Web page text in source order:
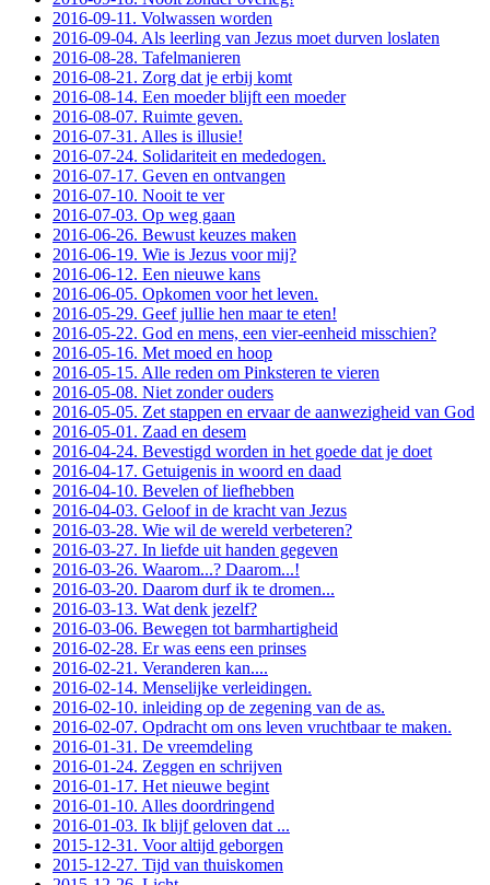
2016-09-11. Volwassen worden
2016-09-04. Als leerling van Jezus moet durven loslaten
2016-08-28. Tafelmanieren
2016-08-21. Zorg dat je erbij komt
2016-08-14. Een moeder blijft een moeder
2016-08-07. Ruimte geven.
2016-07-31. Alles is illusie!
2016-07-24. Solidariteit en mededogen.
2016-07-17. Geven en ontvangen
2016-07-10. Nooit te ver
2016-07-03. Op weg gaan
2016-06-26. Bewust keuzes maken
2016-06-19. Wie is Jezus voor mij?
2016-06-12. Een nieuwe kans
2016-06-05. Opkomen voor het leven.
2016-05-29. Geef jullie hen maar te eten!
2016-05-22. God en mens, een vier-eenheid misschien?
2016-05-16. Met moed en hoop
2016-05-15. Alle reden om Pinksteren te vieren
2016-05-08. Niet zonder ouders
2016-05-05. Zet stappen en ervaar de aanwezigheid van God
2016-05-01. Zaad en desem
2016-04-24. Bevestigd worden in het goede dat je doet
2016-04-17. Getuigenis in woord en daad
2016-04-10. Bevelen of liefhebben
2016-04-03. Geloof in de kracht van Jezus
2016-03-28. Wie wil de wereld verbeteren?
2016-03-27. In liefde uit handen gegeven
2016-03-26. Waarom...? Daarom...!
2016-03-20. Daarom durf ik te dromen...
2016-03-13. Wat denk jezelf?
2016-03-06. Bewegen tot barmhartigheid
2016-02-28. Er was eens een prinses
2016-02-21. Veranderen kan....
2016-02-14. Menselijke verleidingen.
2016-02-10. inleiding op de zegening van de as.
2016-02-07. Opdracht om ons leven vruchtbaar te maken.
2016-01-31. De vreemdeling
2016-01-24. Zeggen en schrijven
2016-01-17. Het nieuwe begint
2016-01-10. Alles doordringend
2016-01-03. Ik blijf geloven dat ...
2015-12-31. Voor altijd geborgen
2015-12-27. Tijd van thuiskomen